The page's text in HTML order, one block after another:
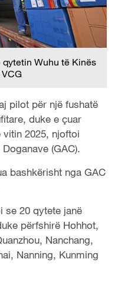
Wuhu të Kinës
pilot për një fushatë
duke e çuar
vitin 2025, njoftoi
(GAC).
bashkërisht nga GAC
se 20 qytete janë
përfshirë Hohhot,
Nanchang,
Nanning, Kunming